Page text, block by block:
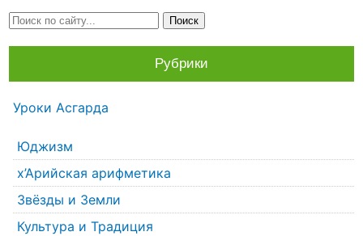
Рубрики
Уроки Асгарда
Юджизм
х’Арийская арифметика
Звёзды и Земли
Культура и Традиция